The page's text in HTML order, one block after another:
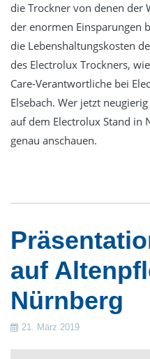
die Trockner von denen der
der enormen Einsparungen
die Lebenshaltungskosten
des Electrolux Trockners,
Care-Verantwortliche bei
Elsebach. Wer jetzt
auf dem Electrolux Stand in
genau anschauen.
auf
Nürnberg
21. März 2019